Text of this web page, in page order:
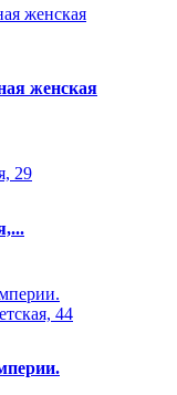
женская